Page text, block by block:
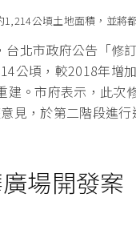
公頃土地面積，並將
北市政府公告「修
公頃，較2018年
建。市府表示，此
見，於第二階段進
場開發案